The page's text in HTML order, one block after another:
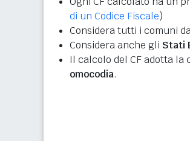
di un Codice Fiscale)
Considera tutti i comuni
Considera anche gli Stati
Il calcolo del CF adotta la
omocodia.